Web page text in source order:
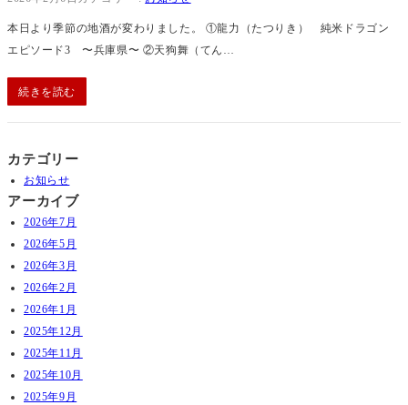
本日より季節の地酒が変わりました。 ①龍力（たつりき） 純米ドラゴン
エピソード3 〜兵庫県〜 ②天狗舞（てん…
続きを読む
カテゴリー
お知らせ
アーカイブ
2026年7月
2026年5月
2026年3月
2026年2月
2026年1月
2025年12月
2025年11月
2025年10月
2025年9月